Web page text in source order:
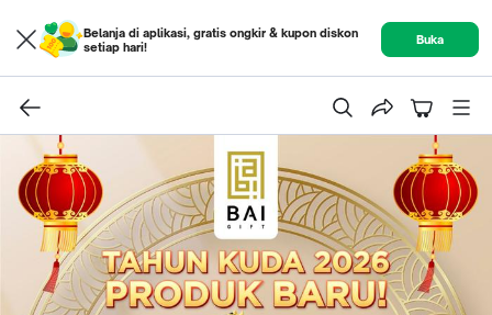
Belanja di aplikasi, gratis ongkir & kupon diskon
setiap hari!
Buka